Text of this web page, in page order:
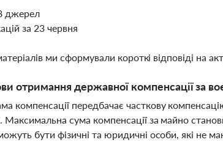
джерел
за 23 червня
ми сформували короткі відповіді на
отримання державної компенсації за
компенсації передбачає часткову
Максимальна сума компенсації за майно
бути фізичні та юридичні особи, які не